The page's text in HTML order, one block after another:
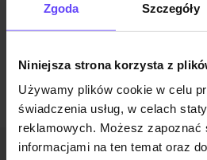
Zgoda Szczegóły
Niniejsza strona korzysta z
Używamy plików cookie w celu
świadczenia usług, w celach
reklamowych. Możesz zapoznać
informacjami na ten temat oraz